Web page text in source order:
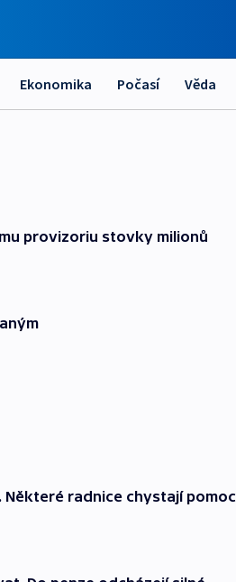
Ekonomika Počasí Věda
provizoriu stovky milionů
radnice chystají pomoc